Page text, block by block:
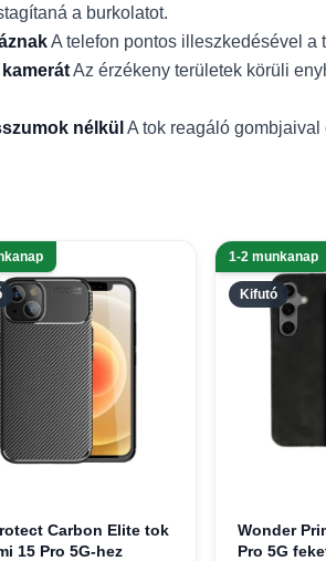
a burkolatot.
A telefon pontos illeszkedésével a
Az érzékeny területek körüli
nélkül A tok reagáló
Carbon Elite tok
15 Pro 5G-hez
Kifutó
1-2 munkanap
Wonder
Pro 5G